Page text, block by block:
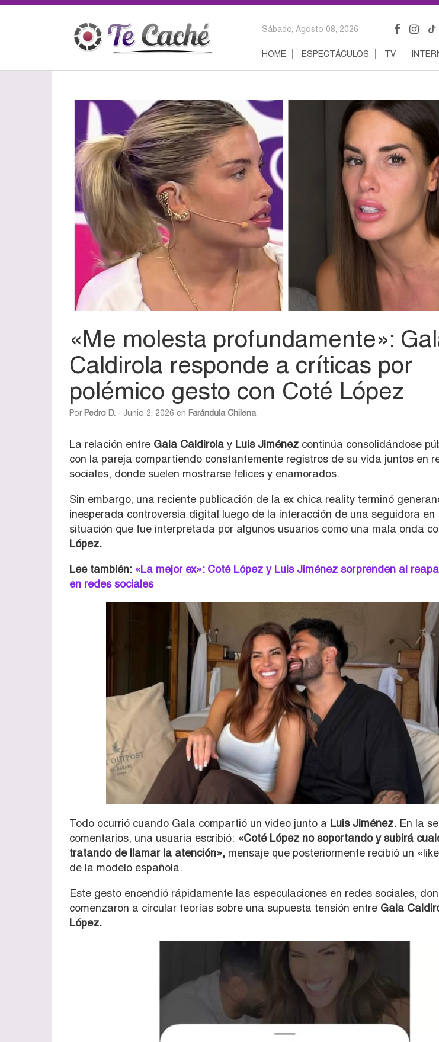
Sábado, Agosto 08, 2026
HOME ESPECTÁCULOS TV
«Me molesta profundamente»:
Caldirola responde a críticas por
polémico gesto con Coté López
Por Pedro D. - Junio 2, 2026 en Farándula Chilena
La relación entre Gala Caldirola y Luis Jiménez continúa consolidándose
con la pareja compartiendo constantemente registros de su vida juntos en
sociales, donde suelen mostrarse felices y enamorados.
Sin embargo, una reciente publicación de la ex chica reality terminó
inesperada controversia digital luego de la interacción de una seguidora en
situación que fue interpretada por algunos usuarios como una mala onda
López.
Lee también:«La mejor ex»: Coté López y Luis Jiménez sorprenden al
en redes sociales
Todo ocurrió cuando Gala compartió un video junto a Luis Jiménez. En la
comentarios, una usuaria escribió: «Coté López no soportando y subirá
tratando de llamar la atención», mensaje que posteriormente recibió un
de la modelo española.
Este gesto encendió rápidamente las especulaciones en redes sociales,
comenzaron a circular teorías sobre una supuesta tensión entre Gala
López.